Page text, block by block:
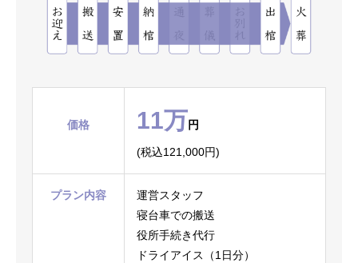
価格 11万円
(税込121,000円)
プラン内容
運営スタッフ
寝台車での搬送
役所手続き代行
ドライアイス（1日分）